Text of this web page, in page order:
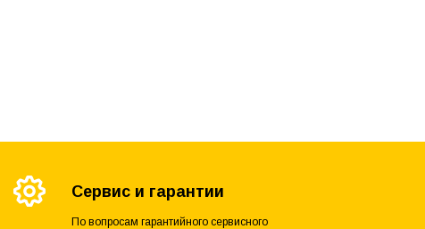
Сервис и гарантии
По вопросам гарантийного сервисного